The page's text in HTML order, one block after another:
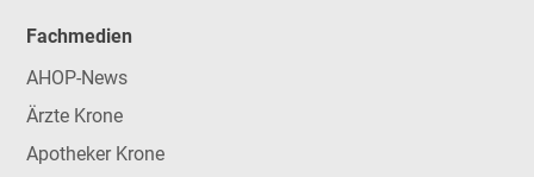
Fachmedien
AHOP-News
Ärzte Krone
Apotheker Krone